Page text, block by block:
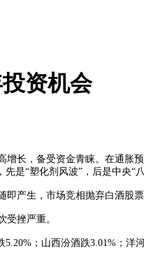
资机会
，备受资金青睐。在通胀
是“塑化剂风波”，后是中央“
生，市场竞相抛弃白酒股票
挫严重。
；山西汾酒跌3.01%；洋河